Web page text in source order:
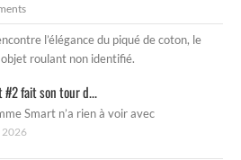
l’élégance du piqué de coton, le
roulant non identifié.
#2 fait son tour d...
Smart n’a rien à voir avec
2026